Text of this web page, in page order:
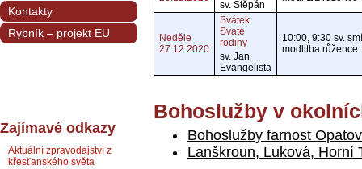
sv. Štěpán
Neděle
27.12.2020
Svátek
Svaté
rodiny
sv. Jan
Evangelista
10:00, 9:30 sv.
modlitba růžence
Bohoslužby v
Bohoslužby farnost Opatov
Lanškroun, Luková, Horní
Kontakty
Rybník – projekt EU
Zajímavé odkazy
Aktuální zpravodajství z
křesťanského světa